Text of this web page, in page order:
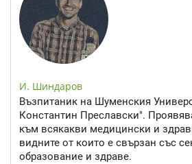
И. Шиндаров
Възпитаник на Шуменския
Константин Преславски".
към всякакви медицински и
видните от които е свързан със
образование и здраве.